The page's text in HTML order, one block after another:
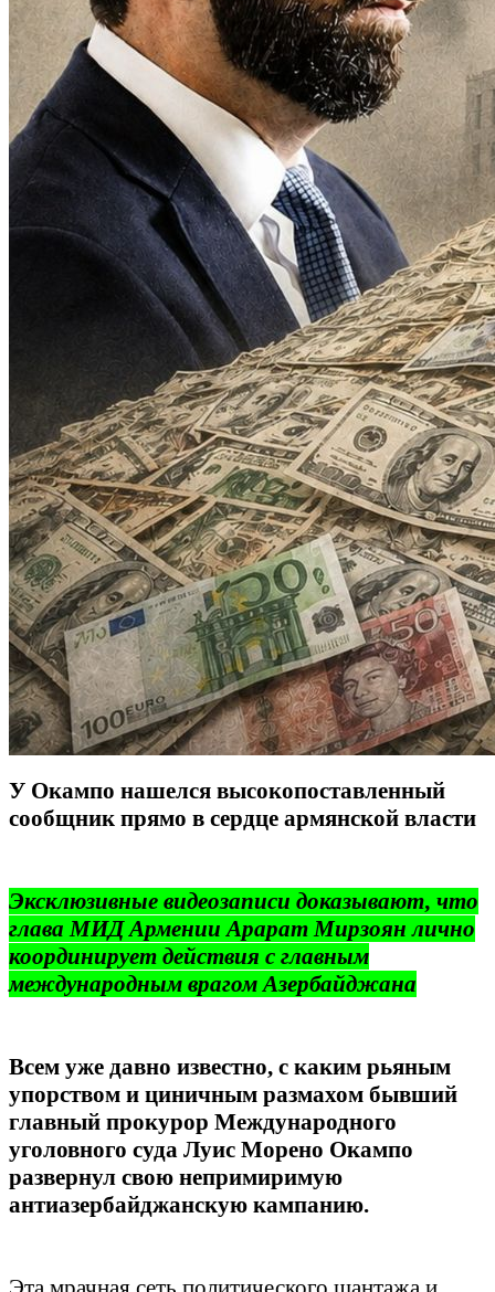
У Окампо нашелся высокопоставленный
сообщник прямо в сердце армянской власти
Эксклюзивные видеозаписи доказывают, что
глава МИД Армении Арарат Мирзоян лично
координирует действия с главным
международным врагом Азербайджана
Всем уже давно известно, с каким рьяным
упорством и циничным размахом бывший
главный прокурор Международного
уголовного суда Луис Морено Окампо
развернул свою непримиримую
антиазербайджанскую кампанию.